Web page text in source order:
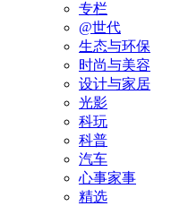
专栏
@世代
生态与环保
时尚与美容
设计与家居
光影
科玩
科普
汽车
心事家事
精选